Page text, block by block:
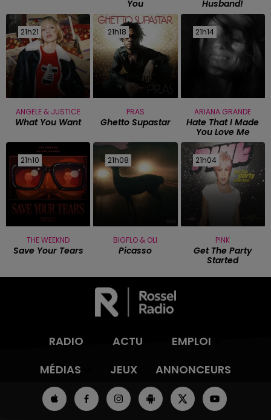
You
Husband!
21h21
21h21
ANGELE & JUSTICE
What You Want
21h18
21h18
PRAS
Ghetto Supastar
21h14
21h14
ARIANA GRANDE
Hate That I Made
You Love Me
21h10
21h10
THE WEEKND
Save Your Tears
21h08
21h08
BIGFLO & OLI
Picasso
21h04
21h04
P!NK
Get The Party
Started
RADIO ACTU
EMPLOI
MÉDIAS
JEUX ANNONCEURS